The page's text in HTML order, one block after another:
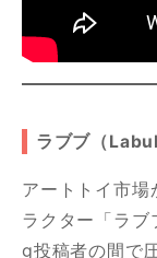
ラブブ（
アートトイ市場
ラクター「ラ
g投稿者の間で